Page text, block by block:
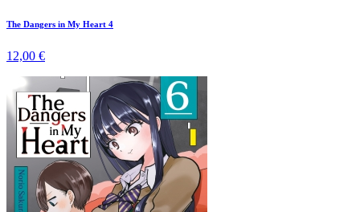
The Dangers in My Heart 4
12,00 €